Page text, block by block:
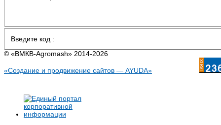
© «BMКB-Аgromash» 2014-2026
«Создание и продвижение сайтов — AYUDA»